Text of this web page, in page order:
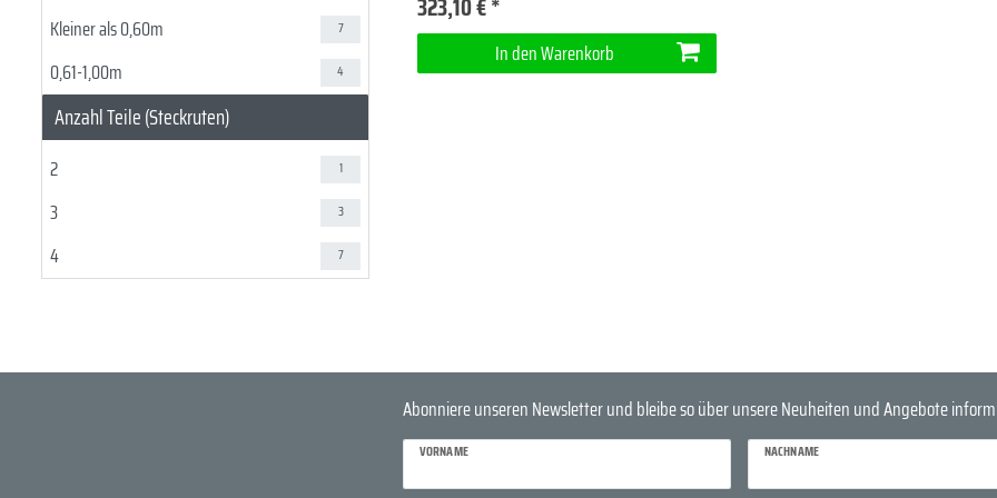
141-150g 2
151-180g 1
201-250g
301-400g
Kleiner als 0,60m 7
0,61-1,00m 4
Anzahl Teile (Steckruten)
2 1
3 3
4 7
323,10 € *
In den Warenkorb
Abonniere unseren Newsletter und bleibe so über unsere Neuheiten und Angebote
VORNAME NACHNAME